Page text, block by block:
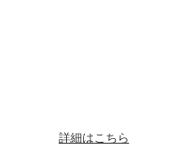
詳細はこちら